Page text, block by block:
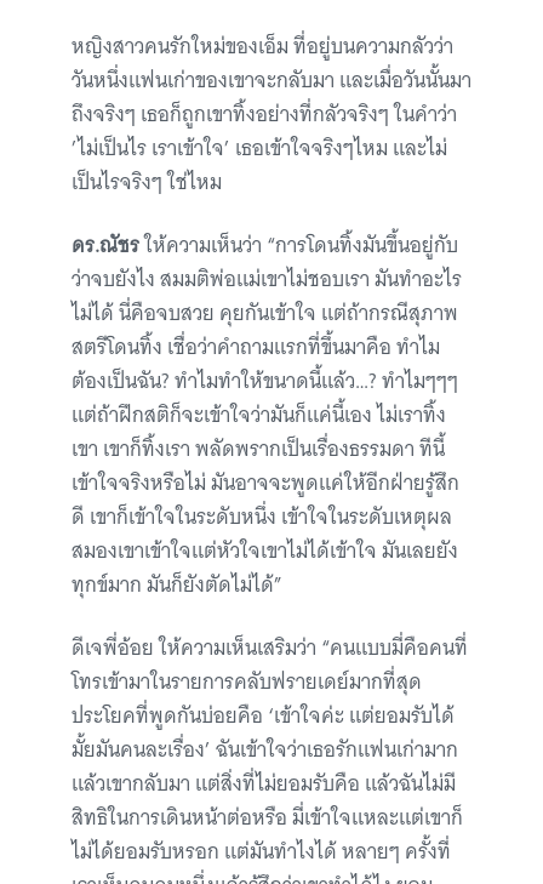
หญิงสาวคนรักใหม่ของเอ็ม ที่อยู่บนความกลัวว่า
วันหนึ่งแฟนเก่าของเขาจะกลับมา และเมื่อวันนั้นมา
ถึงจริงๆ เธอก็ถูกเขาทิ้งอย่างที่กลัวจริงๆ ในคำว่า
’ไม่เป็นไร เราเข้าใจ’ เธอเข้าใจจริงๆไหม และไม่
เป็นไรจริงๆ ใช่ไหม
ดร.ณัชรให้ความเห็นว่า “การโดนทิ้งมันขึ้นอยู่กับ
ว่าจบยังไง สมมติพ่อแม่เขาไม่ชอบเรา มันทำอะไร
ไม่ได้ นี่คือจบสวย คุยกันเข้าใจ แต่ถ้ากรณีสุภาพ
สตรีโดนทิ้ง เชื่อว่าคำถามแรกที่ขึ้นมาคือ ทำไม
ต้องเป็นฉัน? ทำไมทำให้ขนาดนี้แล้ว…? ทำไมๆๆๆ
แต่ถ้าฝึกสติก็จะเข้าใจว่ามันก็แค่นี้เอง ไม่เราทิ้ง
เขา เขาก็ทิ้งเรา พลัดพรากเป็นเรื่องธรรมดา ทีนี้
เข้าใจจริงหรือไม่ มันอาจจะพูดแค่ให้อีกฝ่ายรู้สึก
ดี เขาก็เข้าใจในระดับหนึ่ง เข้าใจในระดับเหตุผล
สมองเขาเข้าใจแต่หัวใจเขาไม่ได้เข้าใจ มันเลยยัง
ทุกข์มาก มันก็ยังตัดไม่ได้”
ดีเจพี่อ้อย ให้ความเห็นเสริมว่า “คนแบบมี่คือคนที่
โทรเข้ามาในรายการคลับฟรายเดย์มากที่สุด
ประโยคที่พูดกันบ่อยคือ ‘เข้าใจค่ะ แต่ยอมรับได้
มั้ยมันคนละเรื่อง’ ฉันเข้าใจว่าเธอรักแฟนเก่ามาก
แล้วเขากลับมา แต่สิ่งที่ไม่ยอมรับคือ แล้วฉันไม่มี
สิทธิในการเดินหน้าต่อหรือ มี่เข้าใจแหละแต่เขาก็
ไม่ได้ยอมรับหรอก แต่มันทำไงได้ หลายๆ ครั้งที่